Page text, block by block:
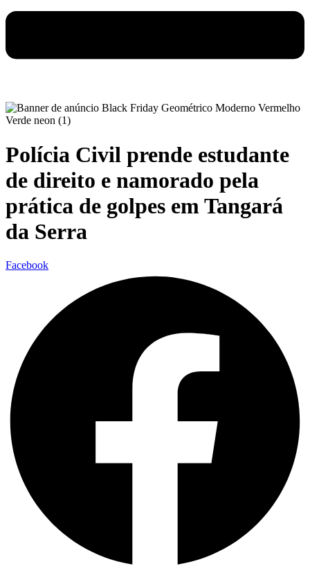
Polícia Civil prende estudante
de direito e namorado pela
prática de golpes em Tangará
da Serra
Facebook